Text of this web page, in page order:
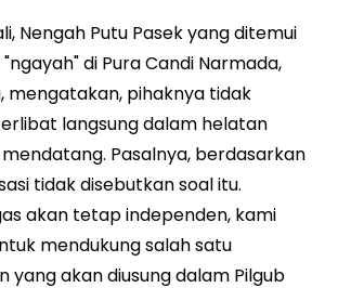
Nengah Putu Pasek yang ditemui
di Pura Candi Narmada,
mengatakan, pihaknya tidak
langsung dalam helatan
mendatang. Pasalnya, berdasarkan
tidak disebutkan soal itu.
akan tetap independen, kami
mendukung salah satu
yang akan diusung dalam Pilgub